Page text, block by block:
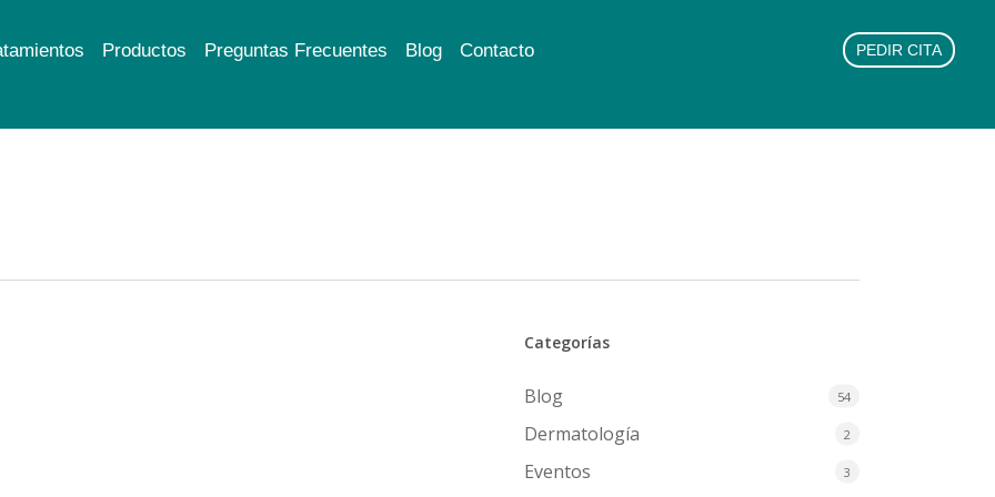
Productos Preguntas Frecuentes Blog Contacto PEDIR CITA
Categorías
Blog 54
Dermatología 2
Eventos 3